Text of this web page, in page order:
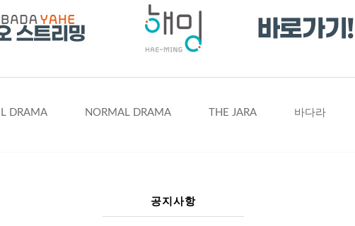
DRAMA NORMAL DRAMA THE JARA 바다라
공지사항